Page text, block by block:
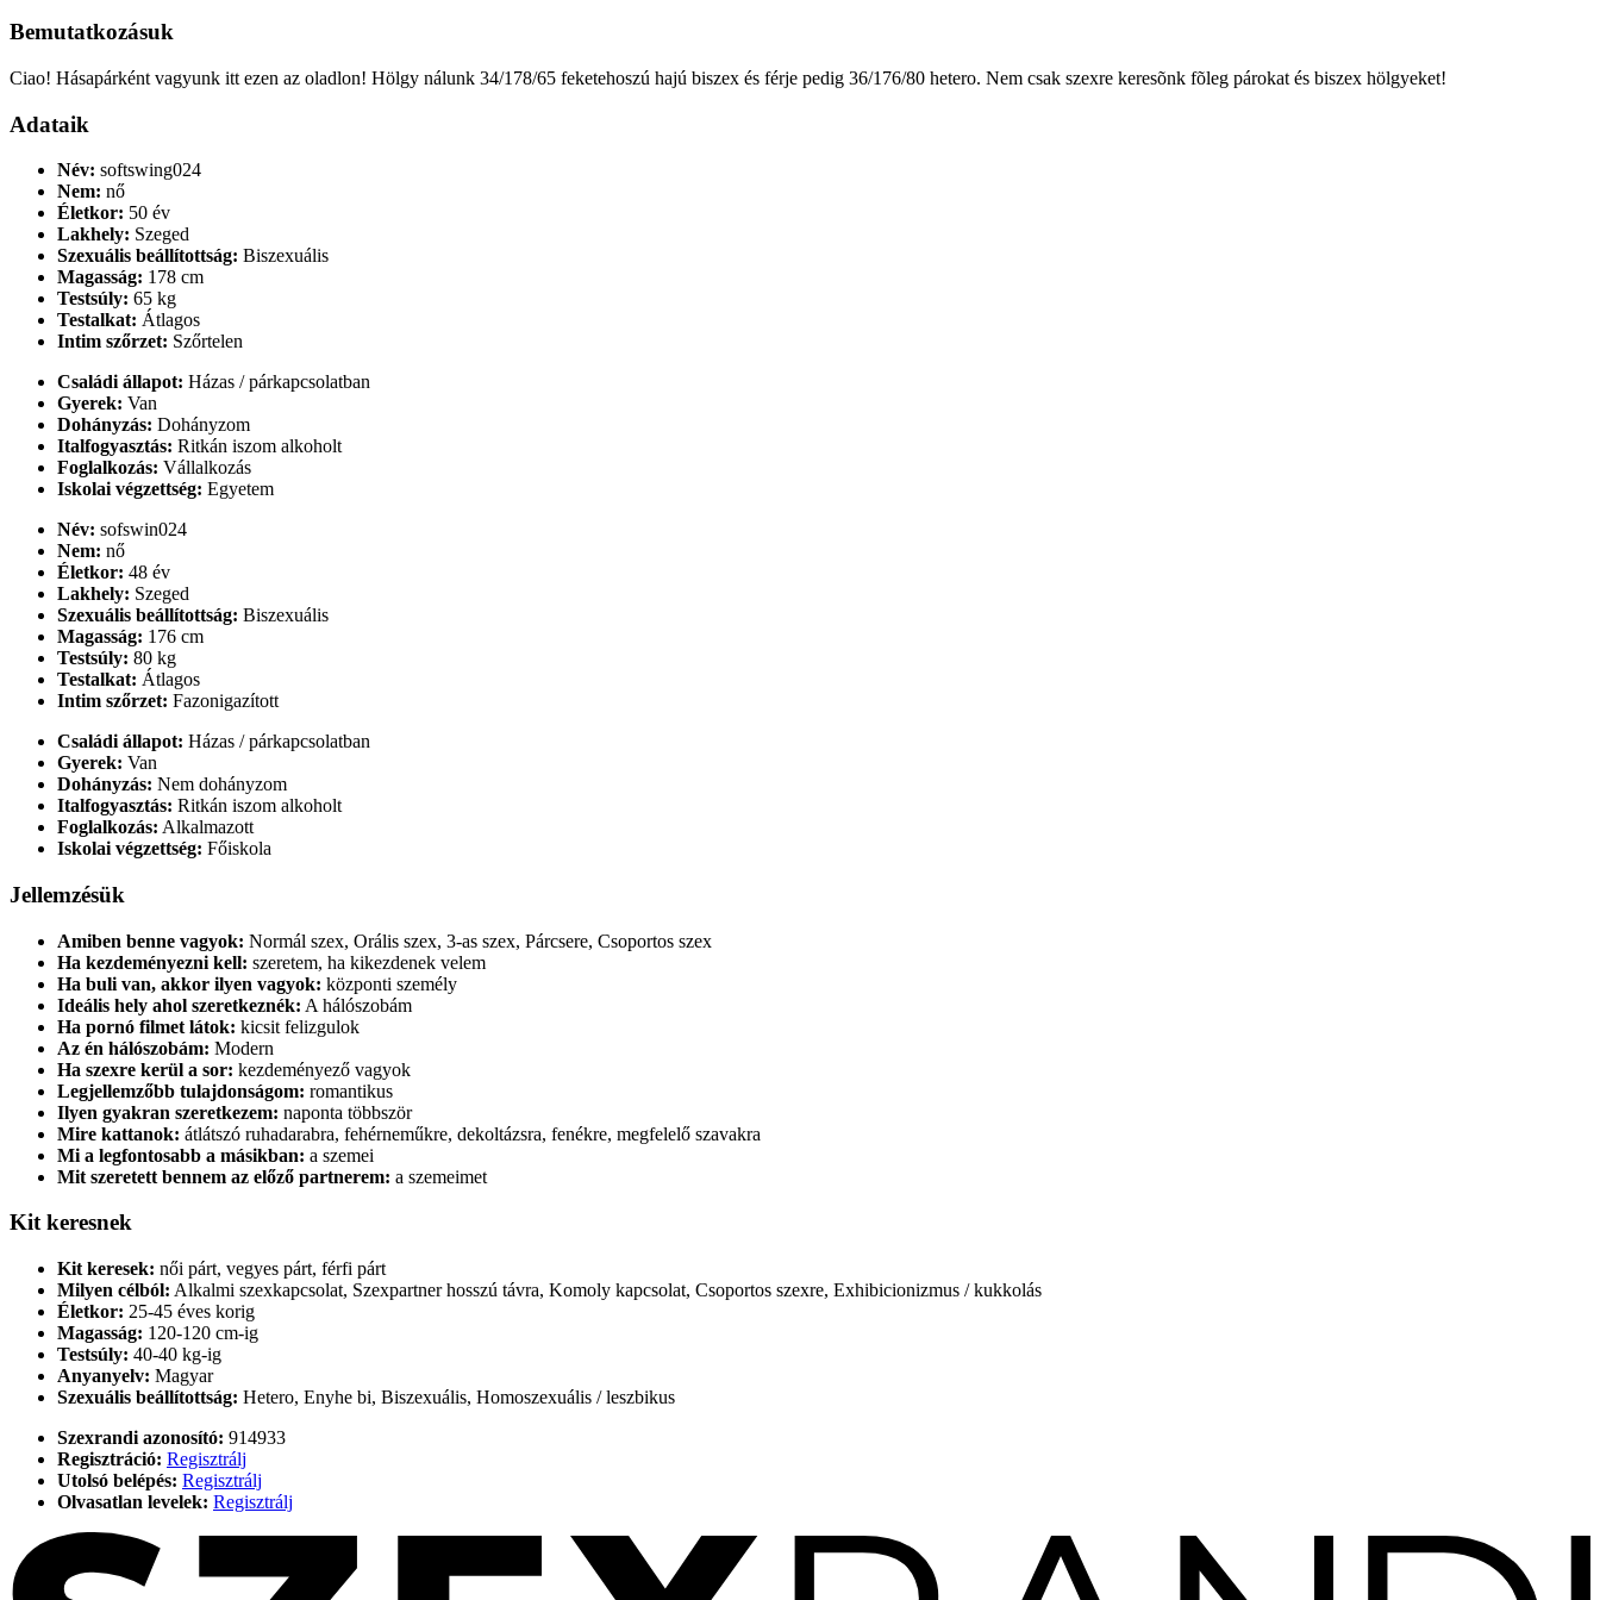
Bemutatkozásuk
Ciao! Hásapárként vagyunk itt ezen az oladlon! Hölgy nálunk 34/178/65 feketehoszú hajú biszex és férje pedig 36/176/80 hetero. Nem csak szexre keresõnk fõleg párokat és biszex hölgyeket!
Adataik
Név: softswing024
Nem: nő
Életkor: 50 év
Lakhely: Szeged
Szexuális beállítottság: Biszexuális
Magasság: 178 cm
Testsúly: 65 kg
Testalkat: Átlagos
Intim szőrzet: Szőrtelen
Családi állapot: Házas / párkapcsolatban
Gyerek: Van
Dohányzás: Dohányzom
Italfogyasztás: Ritkán iszom alkoholt
Foglalkozás: Vállalkozás
Iskolai végzettség: Egyetem
Név: sofswin024
Nem: nő
Életkor: 48 év
Lakhely: Szeged
Szexuális beállítottság: Biszexuális
Magasság: 176 cm
Testsúly: 80 kg
Testalkat: Átlagos
Intim szőrzet: Fazonigazított
Családi állapot: Házas / párkapcsolatban
Gyerek: Van
Dohányzás: Nem dohányzom
Italfogyasztás: Ritkán iszom alkoholt
Foglalkozás: Alkalmazott
Iskolai végzettség: Főiskola
Jellemzésük
Amiben benne vagyok: Normál szex, Orális szex, 3-as szex, Párcsere, Csoportos szex
Ha kezdeményezni kell: szeretem, ha kikezdenek velem
Ha buli van, akkor ilyen vagyok: központi személy
Ideális hely ahol szeretkeznék: A hálószobám
Ha pornó filmet látok: kicsit felizgulok
Az én hálószobám: Modern
Ha szexre kerül a sor: kezdeményező vagyok
Legjellemzőbb tulajdonságom: romantikus
Ilyen gyakran szeretkezem: naponta többször
Mire kattanok: átlátszó ruhadarabra, fehérneműkre, dekoltázsra, fenékre, megfelelő szavakra
Mi a legfontosabb a másikban: a szemei
Mit szeretett bennem az előző partnerem: a szemeimet
Kit keresnek
Kit keresek: női párt, vegyes párt, férfi párt
Milyen célból: Alkalmi szexkapcsolat, Szexpartner hosszú távra, Komoly kapcsolat, Csoportos szexre, Exhibicionizmus / kukkolás
Életkor: 25-45 éves korig
Magasság: 120-120 cm-ig
Testsúly: 40-40 kg-ig
Anyanyelv: Magyar
Szexuális beállítottság: Hetero, Enyhe bi, Biszexuális, Homoszexuális / leszbikus
Szexrandi azonosító: 914933
Regisztráció: Regisztrálj
Utolsó belépés: Regisztrálj
Olvasatlan levelek: Regisztrálj